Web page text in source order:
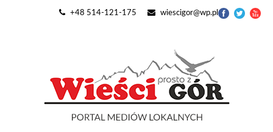
+48 514-121-175 wiescigor@wp.pl